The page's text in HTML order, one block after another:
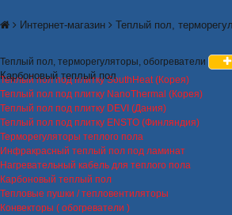
Интернет-магазин Теплый пол,
Карбоновый теплый пол
Теплый пол, терморегуляторы, обогреватели
Теплый пол под плитку SouthHeat (Корея)
Теплый пол под плитку NanoThermal (Корея)
Теплый пол под плитку DEVI (Дания)
Теплый пол под плитку ENSTO (Финляндия)
Терморегуляторы теплого пола
Инфракрасный теплый пол под ламинат
Нагревательный кабель для теплого пола
Карбоновый теплый пол
Тепловые пушки / тепловентиляторы
Конвекторы ( обогреватели )